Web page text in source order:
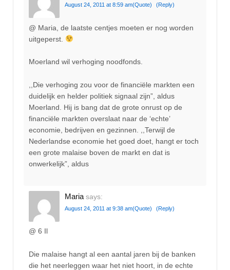
August 24, 2011 at 8:59 am(Quote) (Reply)
@ Maria, de laatste centjes moeten er nog worden
uitgeperst.
Moerland wil verhoging noodfonds.
,,Die verhoging zou voor de financiële markten een
duidelijk en helder politiek signaal zijn”, aldus
Moerland. Hij is bang dat de grote onrust op de
financiële markten overslaat naar de ‘echte’
economie, bedrijven en gezinnen. ,,Terwijl de
Nederlandse economie het goed doet, hangt er toch
een grote malaise boven de markt en dat is
onwerkelijk”, aldus
Maria says:
August 24, 2011 at 9:38 am(Quote) (Reply)
@ 6 Il
Die malaise hangt al een aantal jaren bij de banken
die het neerleggen waar het niet hoort, in de echte